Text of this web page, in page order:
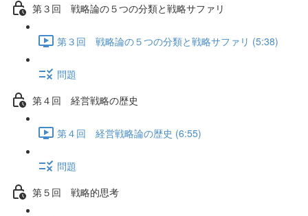
第３回 戦略論の５つの分類と戦略サファリ
第３回 戦略論の５つの分類と戦略サファリ (5:38)
問題
第４回 経営戦略の歴史
第４回 経営戦略論の歴史 (6:55)
問題
第５回 戦略的思考